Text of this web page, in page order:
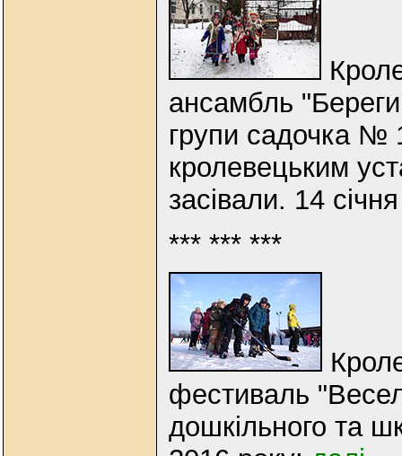
ансамбль
групи садочка №
кролевецьким
засівали. 14
*** *** ***
фестиваль
дошкільного та